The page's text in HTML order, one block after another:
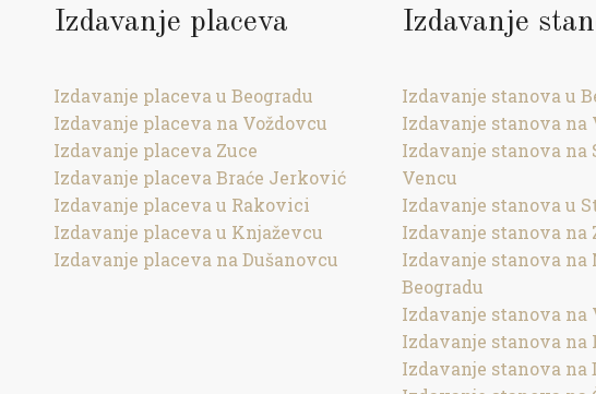
Izdavanje placeva
Izdavanje placeva u Beogradu
Izdavanje placeva na Voždovcu
Izdavanje placeva Zuce
Izdavanje placeva Braće Jerković
Izdavanje placeva u Rakovici
Izdavanje placeva u Knjaževcu
Izdavanje placeva na Dušanovcu
Izdavanje
Izdavanje stanova u
Izdavanje stanova na
Izdavanje stanova na
Vencu
Izdavanje stanova u
Izdavanje stanova na
Izdavanje stanova na
Beogradu
Izdavanje stanova na
Izdavanje stanova
Izdavanje stanova na